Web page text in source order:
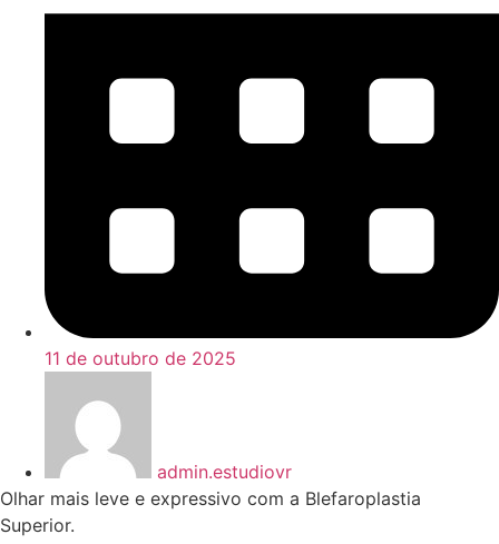
11 de outubro de 2025
admin.estudiovr
Olhar mais leve e expressivo com a Blefaroplastia
Superior.